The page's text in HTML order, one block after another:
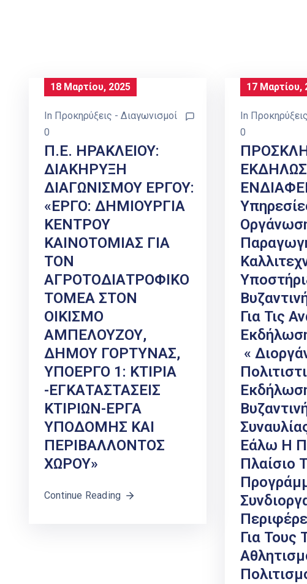
18 Μαρτίου, 2025
In Προκηρύξεις - Διαγωνισμοί
0
Π.Ε. ΗΡΑΚΛΕΙΟΥ:
ΔΙΑΚΗΡΥΞΗ
ΔΙΑΓΩΝΙΣΜΟΥ ΕΡΓΟΥ:
«ΕΡΓΟ: ΔΗΜΙΟΥΡΓΙΑ
ΚΕΝΤΡΟΥ
ΚΑΙΝΟΤΟΜΙΑΣ ΓΙΑ
ΤΟΝ
ΑΓΡΟΤΟΔΙΑΤΡΟΦΙΚΟ
ΤΟΜΕΑ ΣΤΟΝ
ΟΙΚΙΣΜΟ
ΑΜΠΕΛΟΥΖΟΥ,
ΔΗΜΟΥ ΓΟΡΤΥΝΑΣ,
ΥΠΟΕΡΓΟ 1: ΚΤΙΡΙΑ
-ΕΓΚΑΤΑΣΤΑΣΕΙΣ
ΚΤΙΡΙΩΝ-ΕΡΓΑ
ΥΠΟΔΟΜΗΣ ΚΑΙ
ΠΕΡΙΒΑΛΛΟΝΤΟΣ
ΧΩΡΟΥ»
Continue Reading
17 Μαρτίου,
In
0
Για Τις
«
Εάλω Η
Πλαίσιο
Για Τους